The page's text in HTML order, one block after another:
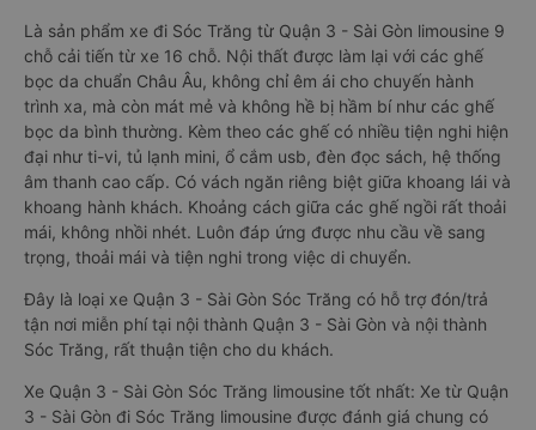
Là sản phẩm xe đi Sóc Trăng từ Quận 3 - Sài Gòn limousine 9
chỗ cải tiến từ xe 16 chỗ. Nội thất được làm lại với các ghế
bọc da chuẩn Châu Âu, không chỉ êm ái cho chuyến hành
trình xa, mà còn mát mẻ và không hề bị hầm bí như các ghế
bọc da bình thường. Kèm theo các ghế có nhiều tiện nghi hiện
đại như ti-vi, tủ lạnh mini, ổ cắm usb, đèn đọc sách, hệ thống
âm thanh cao cấp. Có vách ngăn riêng biệt giữa khoang lái và
khoang hành khách. Khoảng cách giữa các ghế ngồi rất thoải
mái, không nhồi nhét. Luôn đáp ứng được nhu cầu về sang
trọng, thoải mái và tiện nghi trong việc di chuyển.
Đây là loại xe Quận 3 - Sài Gòn Sóc Trăng có hỗ trợ đón/trả
tận nơi miễn phí tại nội thành Quận 3 - Sài Gòn và nội thành
Sóc Trăng, rất thuận tiện cho du khách.
Xe Quận 3 - Sài Gòn Sóc Trăng limousine tốt nhất: Xe từ Quận
3 - Sài Gòn đi Sóc Trăng limousine được đánh giá chung có